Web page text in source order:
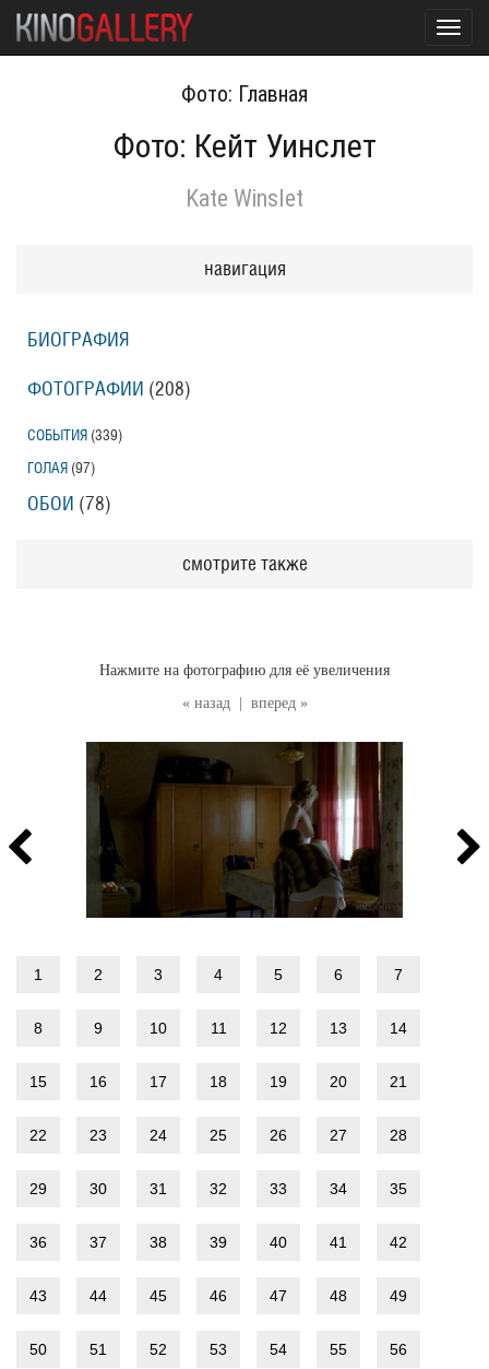
Фото: Главная
Фото: Кейт Уинслет
Kate Winslet
« назад вперед »
Нажмите на фотографию для её увеличения
1 2 3 4 5 6 7
8 9 10 11 12 13 14
15 16 17 18 19 20 21
22 23 24 25 26 27 28
29 30 31 32 33 34 35
36 37 38 39 40 41 42
43 44 45 46 47 48 49
50 51 52 53 54 55 56
навигация
БИОГРАФИЯ
ФОТОГРАФИИ (208)
СОБЫТИЯ (339)
ГОЛАЯ (97)
ОБОИ (78)
смотрите также